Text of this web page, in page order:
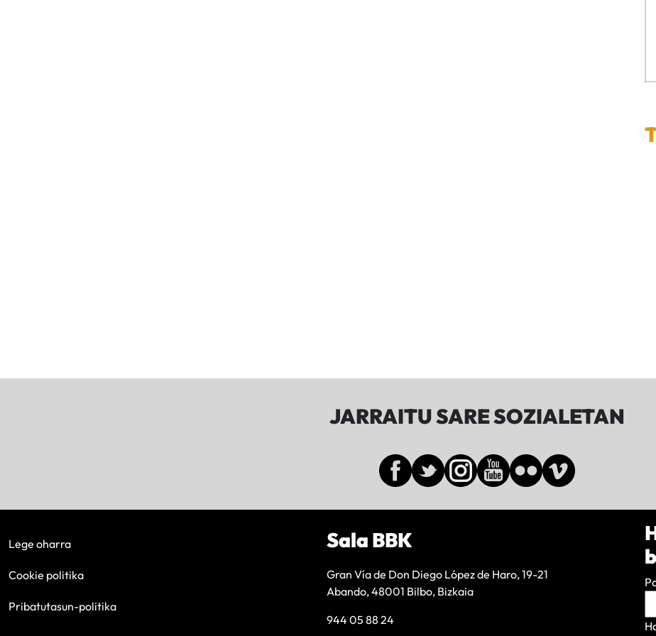
JARRAITU SARE SOZIALETAN
Lege oharra
Cookie politika
Pribatutasun-politika
Sala BBK
Gran Vía de Don Diego López de Haro, 19-21
Abando, 48001 Bilbo, Bizkaia
944 05 88 24